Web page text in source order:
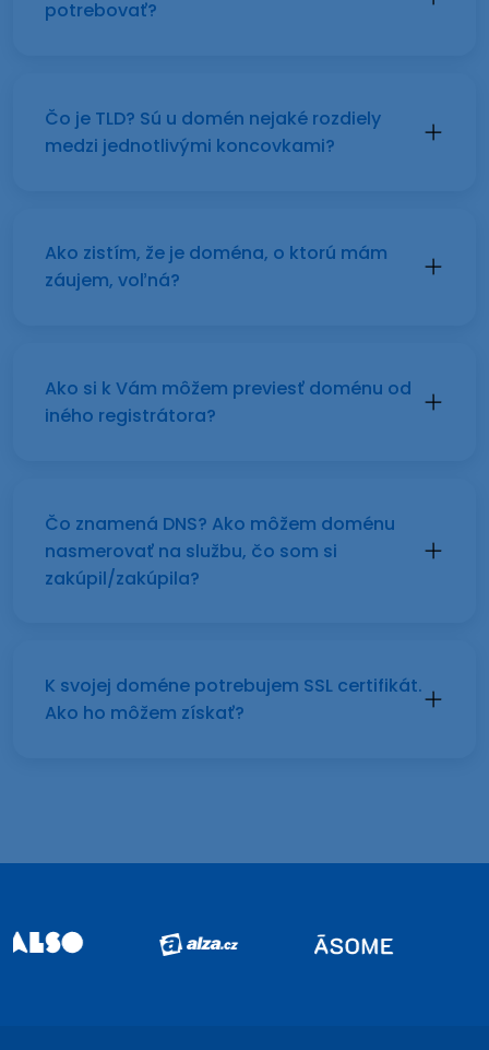
potrebovať?
Čo je TLD? Sú u domén nejaké rozdiely
medzi jednotlivými koncovkami?
Ako zistím, že je doména, o ktorú mám
záujem, voľná?
Ako si k Vám môžem previesť doménu od
iného registrátora?
Čo znamená DNS? Ako môžem doménu
nasmerovať na službu, čo som si
zakúpil/zakúpila?
K svojej doméne potrebujem SSL certifikát.
Ako ho môžem získať?